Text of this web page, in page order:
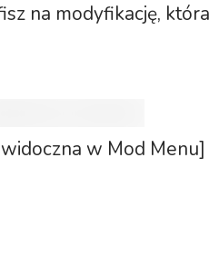
na modyfikację, która
w Mod Menu]